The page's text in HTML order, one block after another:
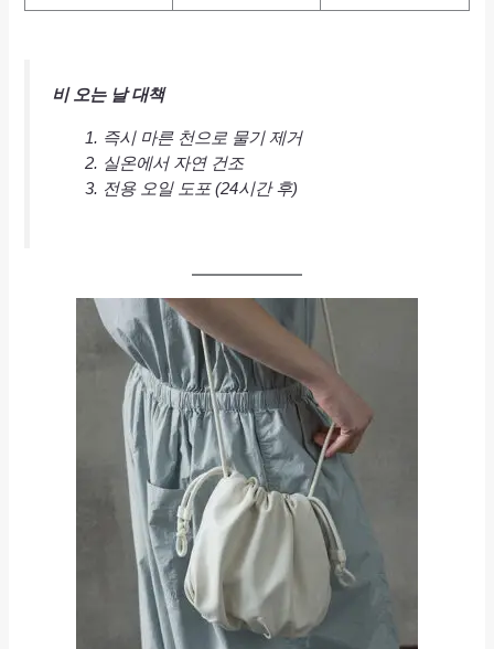
비 오는 날 대책
즉시 마른 천으로 물기 제거
실온에서 자연 건조
전용 오일 도포 (24시간 후)